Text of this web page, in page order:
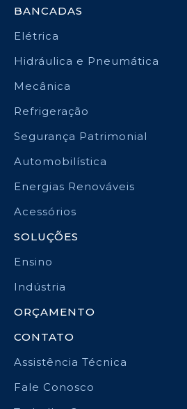
BANCADAS
Elétrica
Hidráulica e Pneumática
Mecânica
Refrigeração
Segurança Patrimonial
Automobilística
Energias Renováveis
Acessórios
SOLUÇÕES
Ensino
Indústria
ORÇAMENTO
CONTATO
Assistência Técnica
Fale Conosco